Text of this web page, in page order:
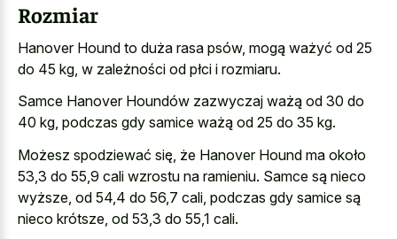
Rozmiar
Hanover Hound to duża rasa psów, mogą ważyć od 25
do 45 kg, w zależności od płci i rozmiaru.
Samce Hanover Houndów zazwyczaj ważą od 30 do
40 kg, podczas gdy samice ważą od 25 do 35 kg.
Możesz spodziewać się, że Hanover Hound ma około
53,3 do 55,9 cali wzrostu na ramieniu. Samce są nieco
wyższe, od 54,4 do 56,7 cali, podczas gdy samice są
nieco krótsze, od 53,3 do 55,1 cali.